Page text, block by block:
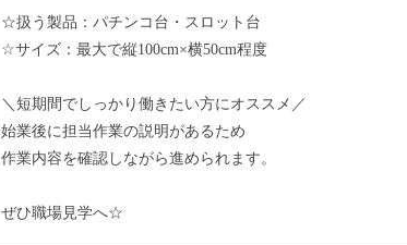
☆扱う製品：パチンコ台・スロット台
☆サイズ：最大で縦100cm×横50cm程度
＼短期間でしっかり働きたい方にオススメ／
始業後に担当作業の説明があるため
作業内容を確認しながら進められます。
ぜひ職場見学へ☆